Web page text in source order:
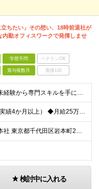
立ちたい」その想い、18時前退社が
内勤オフィスワークで発揮しませ
学歴不問 ベテランOK
賞与複数月 面接1回
＊第二新卒歓迎 ＊未経験から専門スキルを手に！ ◆基本的なPCスキル （WordやExcelでの文字入力、データ編集が可能な程度を想定しています） ◆学歴不問 ★求める人物像： ・「誰かのサポート
＊賞与年2回（支給実績4か月以上） ◆月給25万円以上（各種手当含む＋残業代＋賞与年2回 ※残業代は全額支給 ※試用期間3か月あり（試用期間中の一部手当の支給なし/給与差異なし） 【固定残業代につ
＊転勤なし ◆東京本社 東京都千代⽥区岩本町2丁⽬8番12号 NKビル9F ※(変更の範囲)変更なし
検討中に入れる